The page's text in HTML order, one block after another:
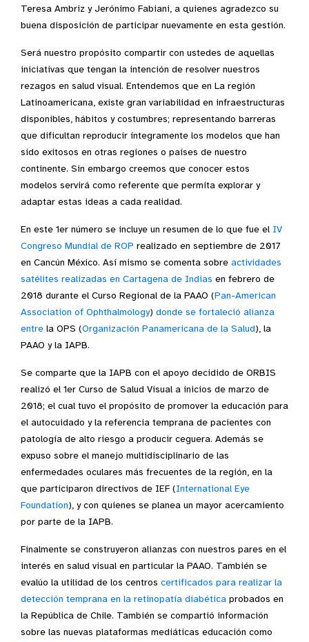
Teresa Ambriz y Jerónimo Fabiani, a quienes agradezco su
buena disposición de participar nuevamente en esta gestión.
Será nuestro propósito compartir con ustedes de aquellas
iniciativas que tengan la intención de resolver nuestros
rezagos en salud visual. Entendemos que en La región
Latinoamericana, existe gran variabilidad en infraestructuras
disponibles, hábitos y costumbres; representando barreras
que dificultan reproducir íntegramente los modelos que han
sido exitosos en otras regiones o países de nuestro
continente. Sin embargo creemos que conocer estos
modelos servirá como referente que permita explorar y
adaptar estas ideas a cada realidad.
En este 1er número se incluye un resumen de lo que fue el IV
Congreso Mundial de ROP realizado en septiembre de 2017
en Cancún México. Así mismo se comenta sobre actividades
satélites realizadas en Cartagena de Indias en febrero de
2018 durante el Curso Regional de la PAAO (Pan-American
Association of Ophthalmology) donde se fortaleció alianza
entre la OPS (Organización Panamericana de la Salud), la
PAAO y la IAPB.
Se comparte que la IAPB con el apoyo decidido de ORBIS
realizó el 1er Curso de Salud Visual a inicios de marzo de
2018; el cual tuvo el propósito de promover la educación para
el autocuidado y la referencia temprana de pacientes con
patología de alto riesgo a producir ceguera. Además se
expuso sobre el manejo multidisciplinario de las
enfermedades oculares más frecuentes de la región, en la
que participaron directivos de IEF (International Eye
Foundation), y con quienes se planea un mayor acercamiento
por parte de la IAPB.
Finalmente se construyeron alianzas con nuestros pares en el
interés en salud visual en particular la PAAO. También se
evalúo la utilidad de los centros certificados para realizar la
detección temprana en la retinopatía diabética probados en
la República de Chile. También se compartió información
sobre las nuevas plataformas mediáticas educación como